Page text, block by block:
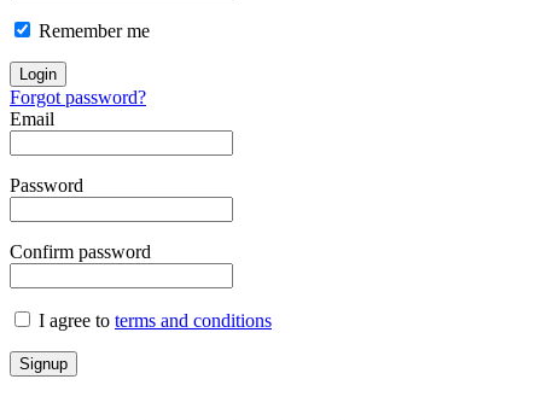
Remember me
Login
Forgot password?
Email
Password
Confirm password
I agree to terms and conditions
Signup